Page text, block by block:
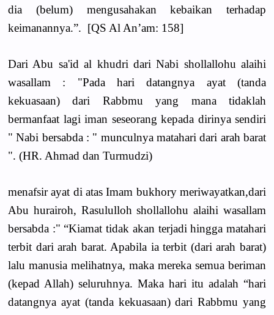
dia (belum) mengusahakan kebaikan terhadap
keimanannya.”. [QS Al An’am: 158]
Dari Abu sa'id al khudri dari Nabi shollallohu alaihi
wasallam : "Pada hari datangnya ayat (tanda
kekuasaan) dari Rabbmu yang mana tidaklah
bermanfaat lagi iman seseorang kepada dirinya sendiri
" Nabi bersabda : " munculnya matahari dari arah barat
". (HR. Ahmad dan Turmudzi)
menafsir ayat di atas Imam bukhory meriwayatkan,dari
Abu hurairoh, Rasululloh shollallohu alaihi wasallam
bersabda :" “Kiamat tidak akan terjadi hingga matahari
terbit dari arah barat. Apabila ia terbit (dari arah barat)
lalu manusia melihatnya, maka mereka semua beriman
(kepad Allah) seluruhnya. Maka hari itu adalah “hari
datangnya ayat (tanda kekuasaan) dari Rabbmu yang